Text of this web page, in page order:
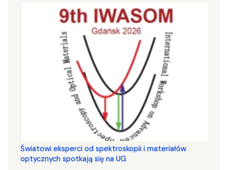
Światowi eksperci od spektroskopii i materiałów
optycznych spotkają się na UG